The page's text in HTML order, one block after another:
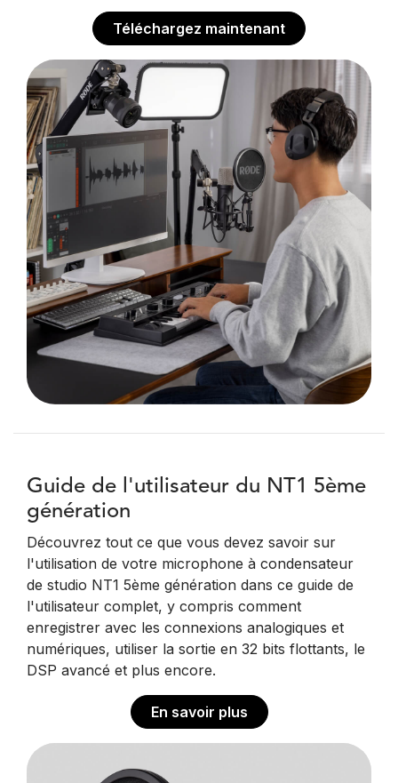
Téléchargez maintenant
Guide de l'utilisateur du NT1 5ème
génération
Découvrez tout ce que vous devez savoir sur
l'utilisation de votre microphone à condensateur
de studio NT1 5ème génération dans ce guide de
l'utilisateur complet, y compris comment
enregistrer avec les connexions analogiques et
numériques, utiliser la sortie en 32 bits flottants, le
DSP avancé et plus encore.
En savoir plus